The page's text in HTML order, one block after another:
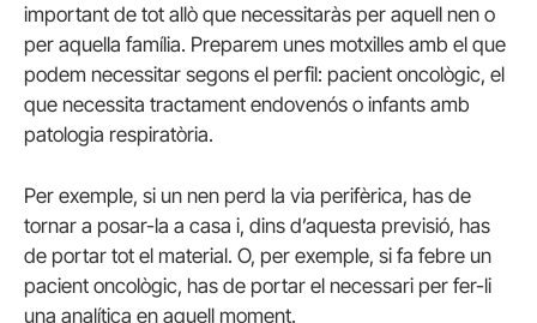
important de tot allò que necessitaràs per aquell nen o
per aquella família. Preparem unes motxilles amb el que
podem necessitar segons el perfil: pacient oncològic, el
que necessita tractament endovenós o infants amb
patologia respiratòria.
Per exemple, si un nen perd la via perifèrica, has de
tornar a posar-la a casa i, dins d’aquesta previsió, has
de portar tot el material. O, per exemple, si fa febre un
pacient oncològic, has de portar el necessari per fer-li
una analítica en aquell moment.